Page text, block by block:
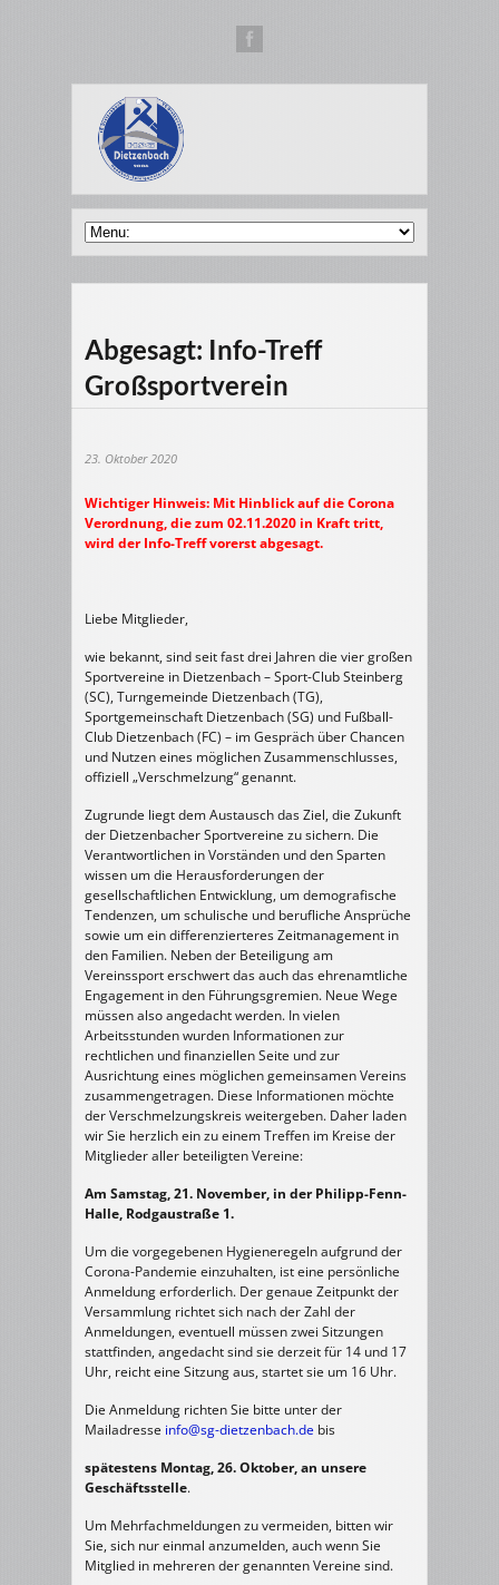
Abgesagt: Info-Treff
Großsportverein
23. Oktober 2020
Wichtiger Hinweis: Mit Hinblick auf die Corona
Verordnung, die zum 02.11.2020 in Kraft tritt,
wird der Info-Treff vorerst abgesagt.
Liebe Mitglieder,
wie bekannt, sind seit fast drei Jahren die vier großen
Sportvereine in Dietzenbach – Sport-Club Steinberg
(SC), Turngemeinde Dietzenbach (TG),
Sportgemeinschaft Dietzenbach (SG) und Fußball-
Club Dietzenbach (FC) – im Gespräch über Chancen
und Nutzen eines möglichen Zusammenschlusses,
offiziell „Verschmelzung“ genannt.
Zugrunde liegt dem Austausch das Ziel, die Zukunft
der Dietzenbacher Sportvereine zu sichern. Die
Verantwortlichen in Vorständen und den Sparten
wissen um die Herausforderungen der
gesellschaftlichen Entwicklung, um demografische
Tendenzen, um schulische und berufliche Ansprüche
sowie um ein differenzierteres Zeitmanagement in
den Familien. Neben der Beteiligung am
Vereinssport erschwert das auch das ehrenamtliche
Engagement in den Führungsgremien. Neue Wege
müssen also angedacht werden. In vielen
Arbeitsstunden wurden Informationen zur
rechtlichen und finanziellen Seite und zur
Ausrichtung eines möglichen gemeinsamen Vereins
zusammengetragen. Diese Informationen möchte
der Verschmelzungskreis weitergeben. Daher laden
wir Sie herzlich ein zu einem Treffen im Kreise der
Mitglieder aller beteiligten Vereine:
Am Samstag, 21. November, in der Philipp-Fenn-
Halle, Rodgaustraße 1.
Um die vorgegebenen Hygieneregeln aufgrund der
Corona-Pandemie einzuhalten, ist eine persönliche
Anmeldung erforderlich. Der genaue Zeitpunkt der
Versammlung richtet sich nach der Zahl der
Anmeldungen, eventuell müssen zwei Sitzungen
stattfinden, angedacht sind sie derzeit für 14 und 17
Uhr, reicht eine Sitzung aus, startet sie um 16 Uhr.
Die Anmeldung richten Sie bitte unter der
Mailadresse info@sg-dietzenbach.de bis
spätestens Montag, 26. Oktober, an unsere
Geschäftsstelle.
Um Mehrfachmeldungen zu vermeiden, bitten wir
Sie, sich nur einmal anzumelden, auch wenn Sie
Mitglied in mehreren der genannten Vereine sind.